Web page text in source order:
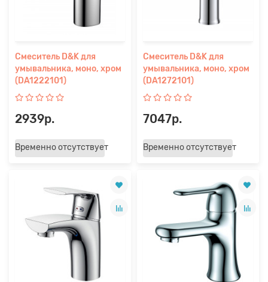
Смеситель D&K для
умывальника, моно, хром
(DA1222101)
2939р.
Временно отсутствует
Смеситель D&K для
умывальника, моно, хром
(DA1272101)
7047р.
Временно отсутствует